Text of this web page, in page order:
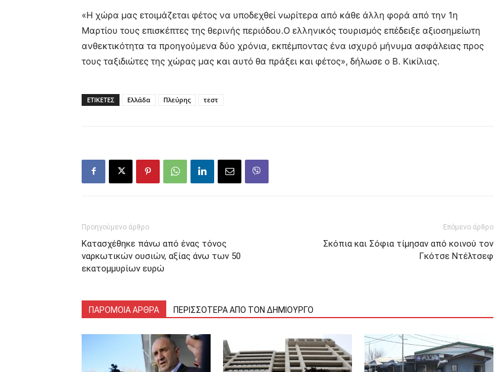
«Η χώρα μας ετοιμάζεται φέτος να υποδεχθεί νωρίτερα από κάθε άλλη φορά από την 1η
Μαρτίου τους επισκέπτες της θερινής περιόδου.Ο ελληνικός τουρισμός επέδειξε αξιοσημείωτη
ανθεκτικότητα τα προηγούμενα δύο χρόνια, εκπέμποντας ένα ισχυρό μήνυμα ασφάλειας προς
τους ταξιδιώτες της χώρας μας και αυτό θα πράξει και φέτος», δήλωσε ο Β. Κικίλιας.
ΕΤΙΚΕΤΕΣ Ελλάδα Πλεύρης τεστ
Προηγούμενο άρθρο
Κατασχέθηκε πάνω από ένας τόνος
ναρκωτικών ουσιών, αξίας άνω των 50
εκατομμυρίων ευρώ
Επόμενο άρθρο
Σκόπια και Σόφια τίμησαν από κοινού τον
Γκότσε Ντέλτσεφ
ΠΑΡΟΜΟΙΑ ΑΡΘΡΑ ΠΕΡΙΣΣΟΤΕΡΑ ΑΠΟ ΤΟΝ ΔΗΜΙΟΥΡΓΟ